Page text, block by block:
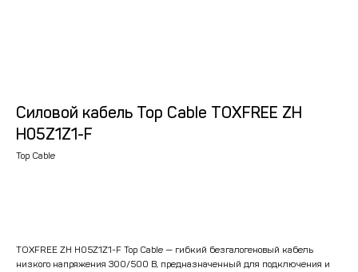
Силовой кабель Top Cable TOXFREE ZH
H05Z1Z1-F
Top Cable
TOXFREE ZH H05Z1Z1-F Top Cable — гибкий безгалогеновый кабель
низкого напряжения 300/500 В, предназначенный для подключения и